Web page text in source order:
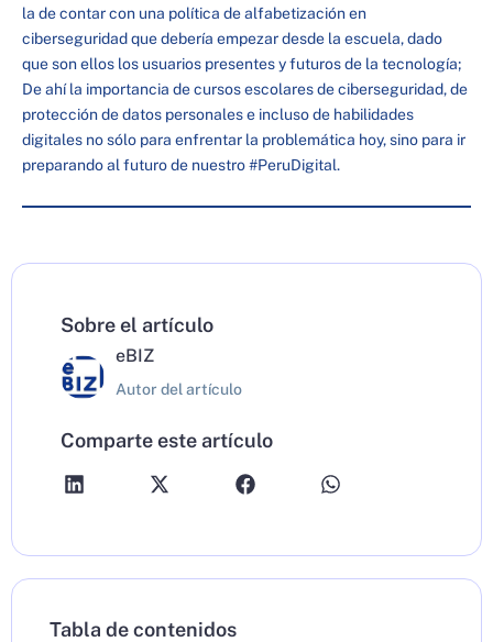
la de contar con una política de alfabetización en
ciberseguridad que debería empezar desde la escuela, dado
que son ellos los usuarios presentes y futuros de la tecnología;
De ahí la importancia de cursos escolares de ciberseguridad, de
protección de datos personales e incluso de habilidades
digitales no sólo para enfrentar la problemática hoy, sino para ir
preparando al futuro de nuestro #PeruDigital.
Sobre el artículo
eBIZ
Autor del artículo
Comparte este artículo
Tabla de contenidos